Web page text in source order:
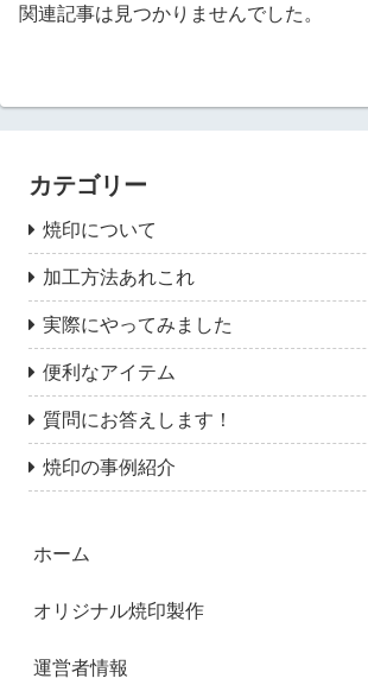
関連記事は見つかりませんでした。
カテゴリー
焼印について
加工方法あれこれ
実際にやってみました
便利なアイテム
質問にお答えします！
焼印の事例紹介
ホーム
オリジナル焼印製作
運営者情報